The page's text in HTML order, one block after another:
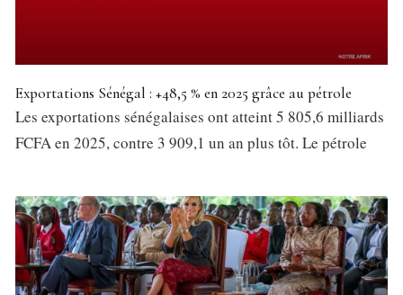
Exportations Sénégal : +48,5 % en 2025 grâce au pétrole
Les exportations sénégalaises ont atteint 5 805,6 milliards
FCFA en 2025, contre 3 909,1 un an plus tôt. Le pétrole